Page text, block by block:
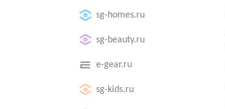
sg-homes.ru
sg-beauty.ru
e-gear.ru
sg-kids.ru